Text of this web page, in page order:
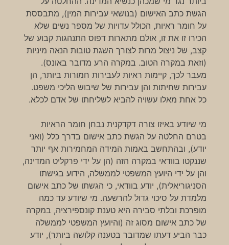
הגשת כתב האישום (בנושאי עבירות המין), מתבססת
על חומר ראיות, הכולל עדויות של מספר נשים שלא
הכירו זו את זו, אולם מתארות דפוס התנהגות קבוע של
קצב, של ניצול מרות לצורך השגת טובות הנאה מיניות
(וזאת במקרה הטוב. במקרה הרע מדובר באונס).
מעבר לכך, קיימות ראיות לעבירות חמורות ביותר, הן
עבירות שחיתות והן עבירות של שיבוש הליכי משפט.
כל אחת מאלו עשויה להביא לשליחתו של אדם לכלא.
מי שיודע באיזו צורה דקדקנית נבחן חומר הראיות
בטרם החלטה על הגשת כתב אישום בדרך כלל (ואני
יודע), ובהתחשב באמות המידה המחמירות אף יותר
שננקטו בוודאי במקרה הזה (הן על ידי פרקליט המדינה,
והן על ידי היועץ המשפטי לממשלה, הידוע בגישתו
הסניגוריאלית), יודע בוודאי, כי הגשתו של כתב אישום
מלמדת על סיכוי גדול להרשעה. מי שיודע עד כמה
מופרכת ובלתי סבירה היא טענת קונספירציה, במקרה
של כתב אישום מסוג זה (והיועץ המשפטי לממשלה
כבר הביע דעתו שמדובר בטענה קלושה ביותר), יודע